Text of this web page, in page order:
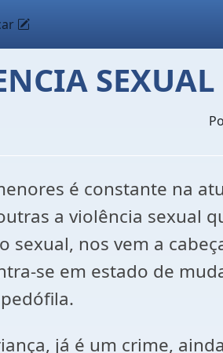
SEXUAL
é constante na
a violência sexual
sexual, nos vem a
se em estado de
já é um crime,